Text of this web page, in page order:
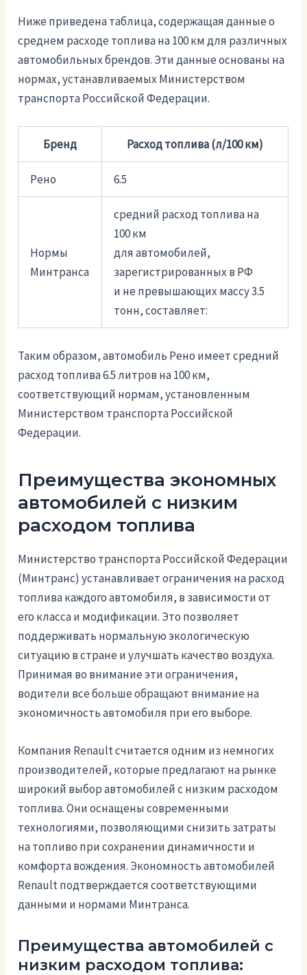
Ниже приведена таблица, содержащая данные о
среднем расходе топлива на 100 км для различных
автомобильных брендов. Эти данные основаны на
нормах, устанавливаемых Министерством
транспорта Российской Федерации.
Бренд Расход топлива (л/100 км)
Рено 6.5
Нормы
Минтранса
средний расход топлива на
100 км
для автомобилей,
зарегистрированных в РФ
и не превышающих массу 3.5
тонн, составляет:
Таким образом, автомобиль Рено имеет средний
расход топлива 6.5 литров на 100 км,
соответствующий нормам, установленным
Министерством транспорта Российской
Федерации.
Преимущества экономных
автомобилей с низким
расходом топлива
Министерство транспорта Российской Федерации
(Минтранс) устанавливает ограничения на расход
топлива каждого автомобиля, в зависимости от
его класса и модификации. Это позволяет
поддерживать нормальную экологическую
ситуацию в стране и улучшать качество воздуха.
Принимая во внимание эти ограничения,
водители все больше обращают внимание на
экономичность автомобиля при его выборе.
Компания Renault считается одним из немногих
производителей, которые предлагают на рынке
широкий выбор автомобилей с низким расходом
топлива. Они оснащены современными
технологиями, позволяющими снизить затраты
на топливо при сохранении динамичности и
комфорта вождения. Экономность автомобилей
Renault подтверждается соответствующими
данными и нормами Минтранса.
Преимущества автомобилей с
низким расходом топлива: